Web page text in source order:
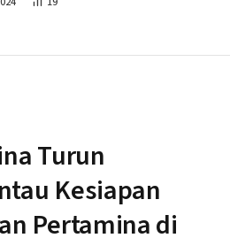
Turun
Kesiapan
Pertamina di